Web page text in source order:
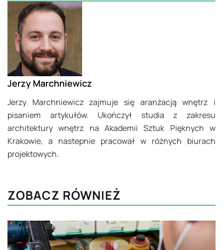
Jerzy Marchniewicz
Jerzy Marchniewicz zajmuje się aranżacją wnętrz i
pisaniem artykułów. Ukończył studia z zakresu
architektury wnętrz na Akademii Sztuk Pięknych w
Krakowie, a nastepnie pracował w różnych biurach
projektowych.
ZOBACZ RÓWNIEŻ